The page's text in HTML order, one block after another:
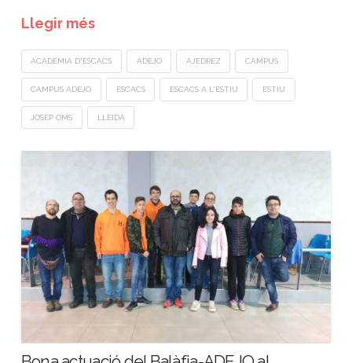
Llegir més
ACADÈMIA D'ESCACS ADEJO AJEDREZ CAMPUS
CAMPUS ADEJO ESCACS ESCACS A L'ESTIU ESTIU
JOSEP OMS LLEIDA